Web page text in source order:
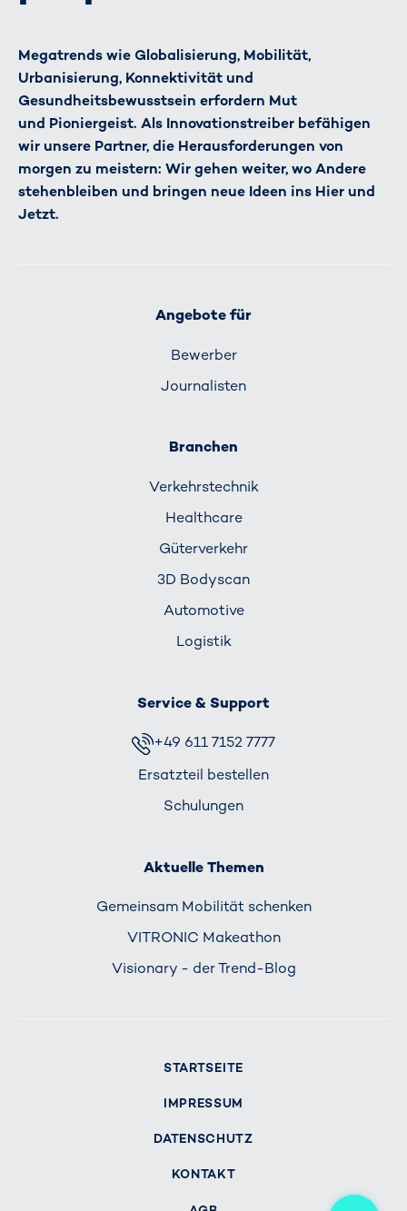
Megatrends wie Globalisierung, Mobilität,
Urbanisierung, Konnektivität und
Gesundheitsbewusstsein erfordern Mut
und Pioniergeist. Als Innovationstreiber befähigen
wir unsere Partner, die Herausforderungen von
morgen zu meistern: Wir gehen weiter, wo Andere
stehenbleiben und bringen neue Ideen ins Hier und
Jetzt.
Angebote für
Bewerber
Journalisten
Branchen
Verkehrs­technik
Healthcare
Güterverkehr
3D Bodyscan
Automotive
Logistik
Service & Support
+49 611 7152 7777
Ersatzteil bestellen
Schulungen
Aktuelle Themen
Gemeinsam Mobilität schenken
VITRONIC Makeathon
Visionary - der Trend-Blog
STARTSEITE
IMPRESSUM
DATENSCHUTZ
KONTAKT